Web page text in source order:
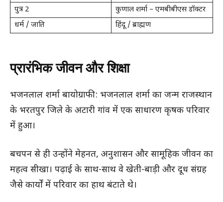
पुत्र 2
कुणाल शर्मा – एमबीबीएस डॉक्टर
धर्म / जाति
हिंदू / ब्राह्मण
प्रारंभिक जीवन और शिक्षा
भजनलाल शर्मा बायोग्राफी: भजनलाल शर्मा का जन्म राजस्थान
के भरतपुर जिले के अटारी गांव में एक साधारण कृषक परिवार
में हुआ।
बचपन से ही उन्होंने मेहनत, अनुशासन और सामूहिक जीवन का
महत्व सीखा। पढ़ाई के साथ-साथ वे खेती-बाड़ी और दूध संग्रह
जैसे कार्यों में परिवार का हाथ बंटाते थे।